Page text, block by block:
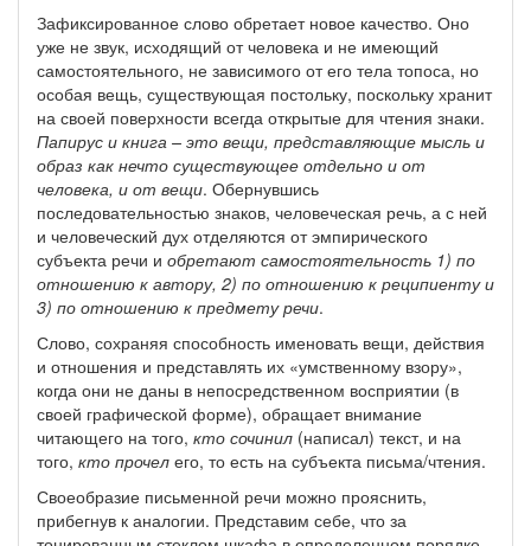
Зафиксированное слово обретает новое качество. Оно
уже не звук, исходящий от человека и не имеющий
самостоятельного, не зависимого от его тела топоса, но
особая вещь, существующая постольку, поскольку хранит
на своей поверхности всегда открытые для чтения знаки.
Папирус и книга – это вещи, представляющие мысль и
образ как нечто существующее отдельно и от
человека, и от вещи. Обернувшись
последовательностью знаков, человеческая речь, а с ней
и человеческий дух отделяются от эмпирического
субъекта речи и обретают самостоятельность 1) по
отношению к автору, 2) по отношению к реципиенту и
3) по отношению к предмету речи.
Слово, сохраняя способность именовать вещи, действия
и отношения и представлять их «умственному взору»,
когда они не даны в непосредственном восприятии (в
своей графической форме), обращает внимание
читающего на того, кто сочинил (написал) текст, и на
того, кто прочел его, то есть на субъекта письма/чтения.
Своеобразие письменной речи можно прояснить,
прибегнув к аналогии. Представим себе, что за